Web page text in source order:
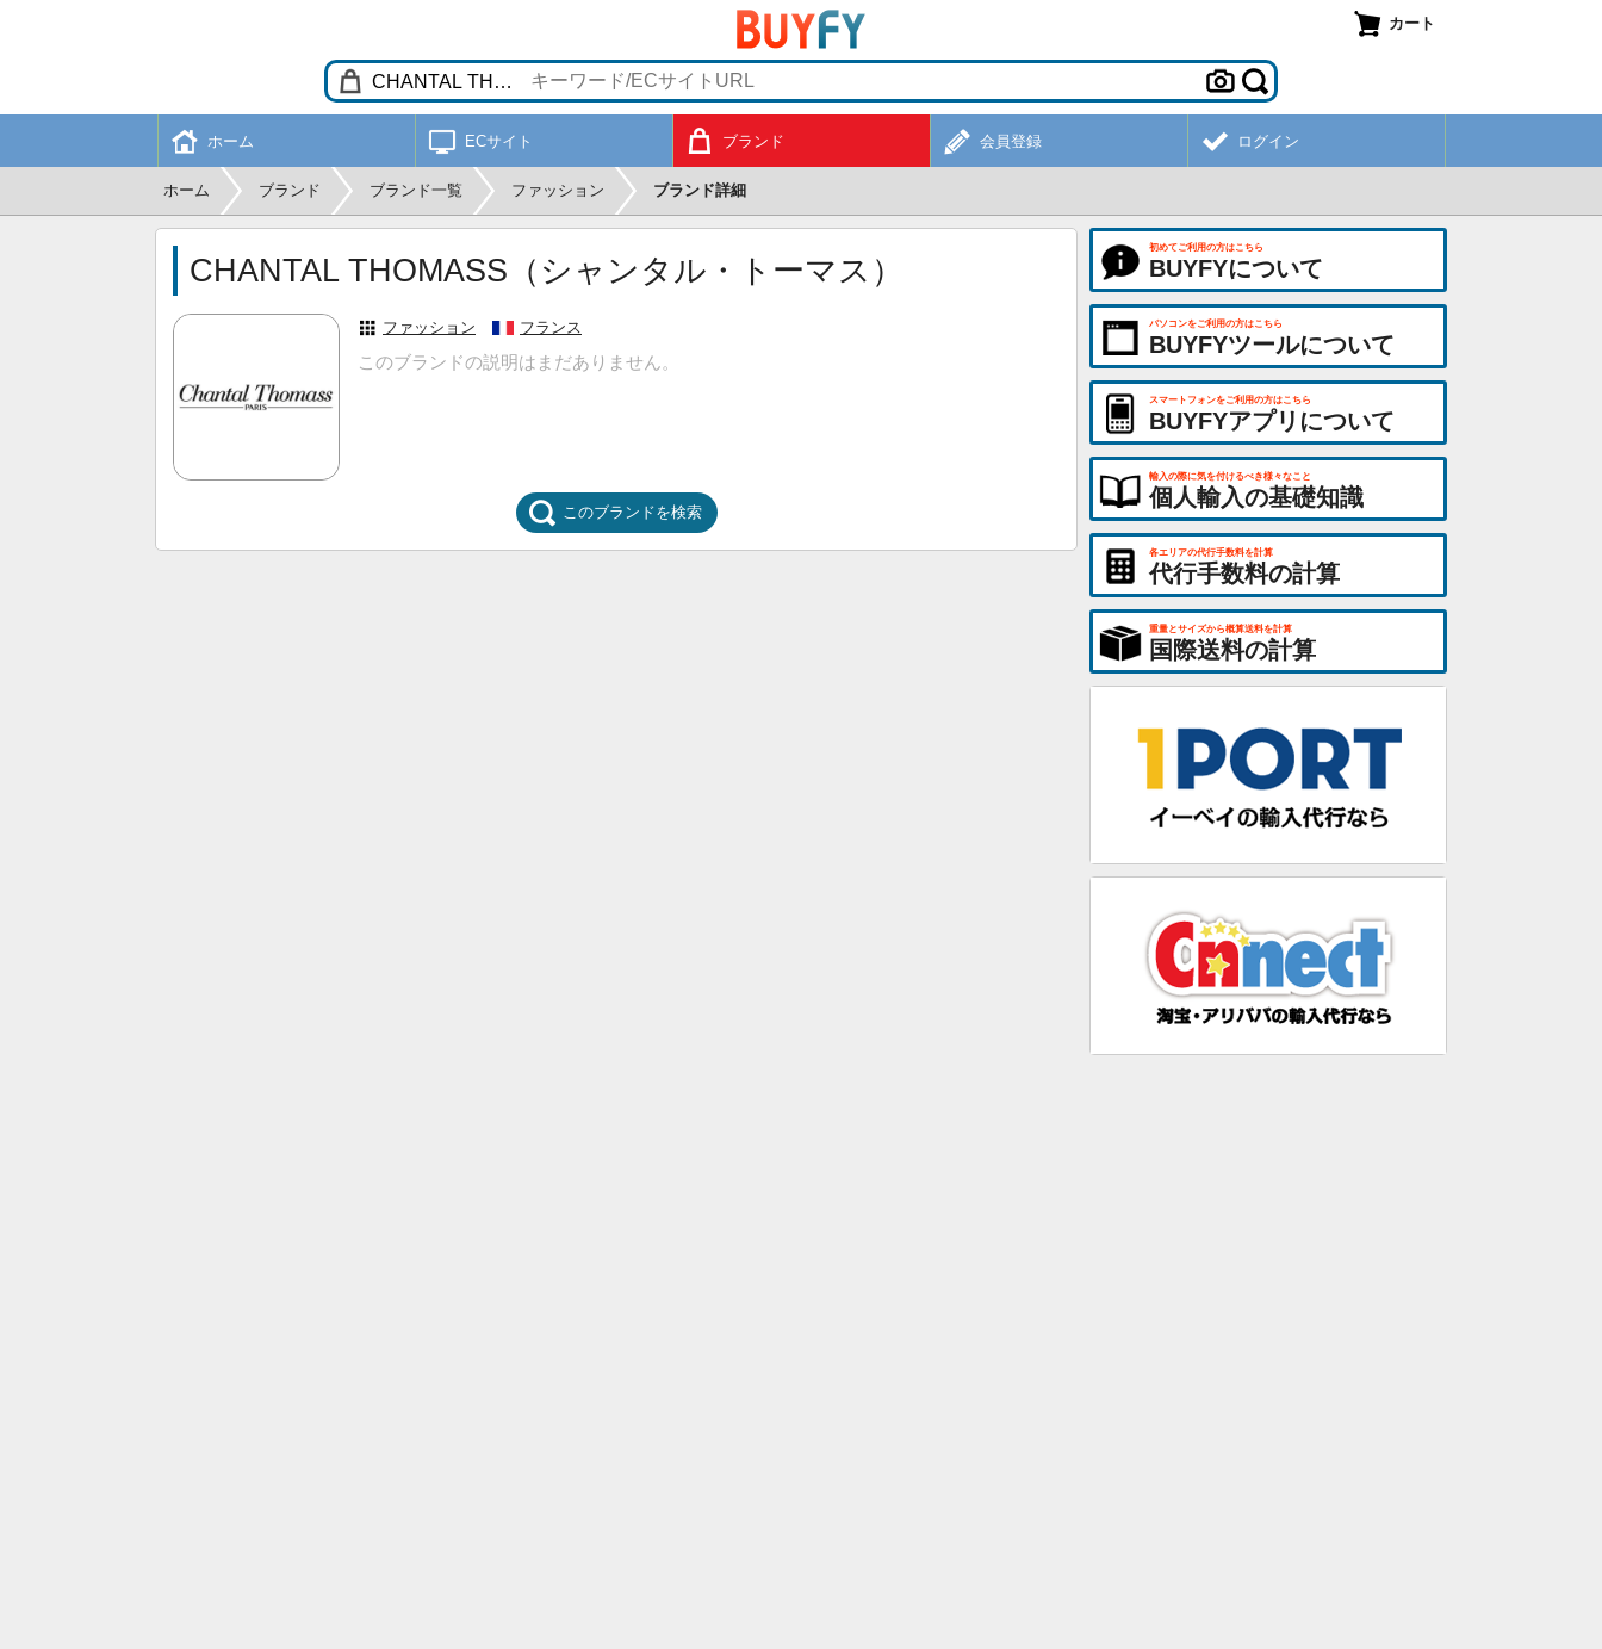
カート
ホーム ECサイト ブランド 会員登録 ログイン
ホーム ブランド ブランド一覧 ファッション ブランド詳細
CHANTAL THOMASS（シャンタル・トーマス）
ファッション フランス
このブランドの説明はまだありません。
このブランドを検索
初めてご利用の方はこちら
BUYFYについて
パソコンをご利用の方はこちら
BUYFYツールについて
スマートフォンをご利用の方はこちら
BUYFYアプリについて
輸入の際に気を付けるべき様々なこと
個人輸入の基礎知識
各エリアの代行手数料を計算
代行手数料の計算
重量とサイズから概算送料を計算
国際送料の計算